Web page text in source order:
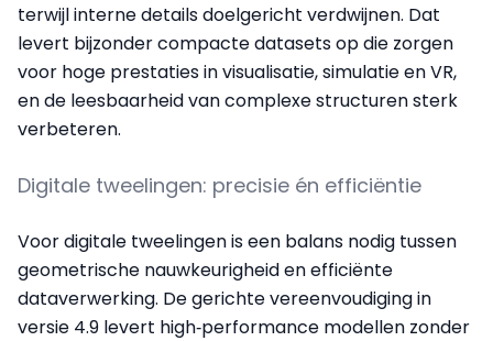
terwijl interne details doelgericht verdwijnen. Dat
levert bijzonder compacte datasets op die zorgen
voor hoge prestaties in visualisatie, simulatie en VR,
en de leesbaarheid van complexe structuren sterk
verbeteren.
Digitale tweelingen: precisie én efficiëntie
Voor digitale tweelingen is een balans nodig tussen
geometrische nauwkeurigheid en efficiënte
dataverwerking. De gerichte vereenvoudiging in
versie 4.9 levert high‑performance modellen zonder